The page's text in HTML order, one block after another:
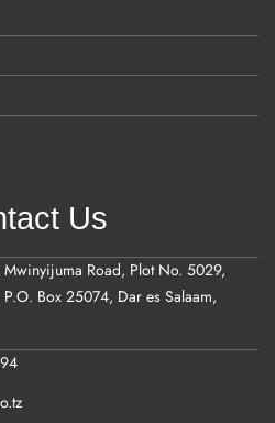
Us
Road, Plot No. 5029,
Box 25074, Dar es Salaam,